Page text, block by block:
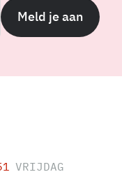
Meld je aan
VRIJDAG